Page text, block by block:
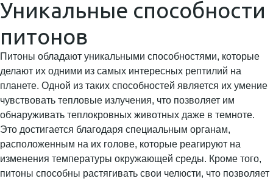
Уникальные способности
питонов
Питоны обладают уникальными способностями, которые
делают их одними из самых интересных рептилий на
планете. Одной из таких способностей является их умение
чувствовать тепловые излучения, что позволяет им
обнаруживать теплокровных животных даже в темноте.
Это достигается благодаря специальным органам,
расположенным на их голове, которые реагируют на
изменения температуры окружающей среды. Кроме того,
питоны способны растягивать свои челюсти, что позволяет